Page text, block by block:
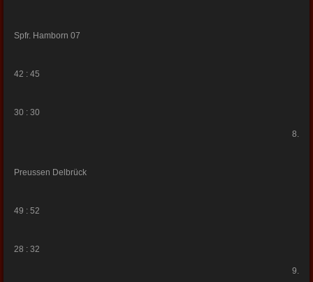
Spfr. Hamborn 07
42 : 45
30 : 30
8.
Preussen Delbrück
49 : 52
28 : 32
9.